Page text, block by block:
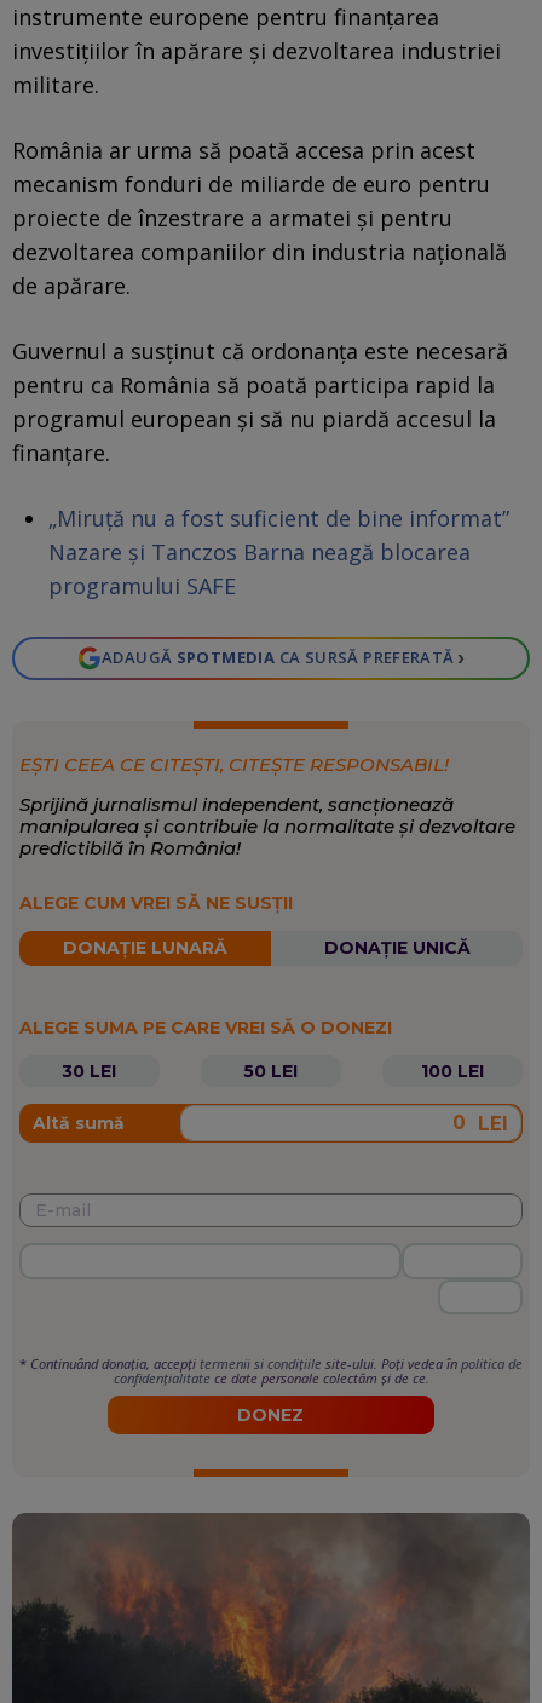
instrumente europene pentru finanțarea
investițiilor în apărare și dezvoltarea industriei
militare.
România ar urma să poată accesa prin acest
mecanism fonduri de miliarde de euro pentru
proiecte de înzestrare a armatei și pentru
dezvoltarea companiilor din industria națională
de apărare.
Guvernul a susținut că ordonanța este necesară
pentru ca România să poată participa rapid la
programul european și să nu piardă accesul la
finanțare.
„Miruță nu a fost suficient de bine informat”
Nazare și Tanczos Barna neagă blocarea
programului SAFE
ADAUGĂ SPOTMEDIA CA SURSĂ PREFERATĂ ›
EȘTI CEEA CE CITEȘTI, CITEȘTE RESPONSABIL!
Sprijină jurnalismul independent, sancționează
manipularea și contribuie la normalitate și dezvoltare
predictibilă în România!
ALEGE CUM VREI SĂ NE SUSȚII
DONAȚIE LUNARĂ DONAȚIE UNICĂ
ALEGE SUMA PE CARE VREI SĂ O DONEZI
30 LEI
50 LEI 100 LEI
Altă sumă LEI
* Continuând donația, accepți termenii si condițiile site-ului. Poți vedea în politica de
confidențialitate ce date personale colectăm și de ce.
DONEZ